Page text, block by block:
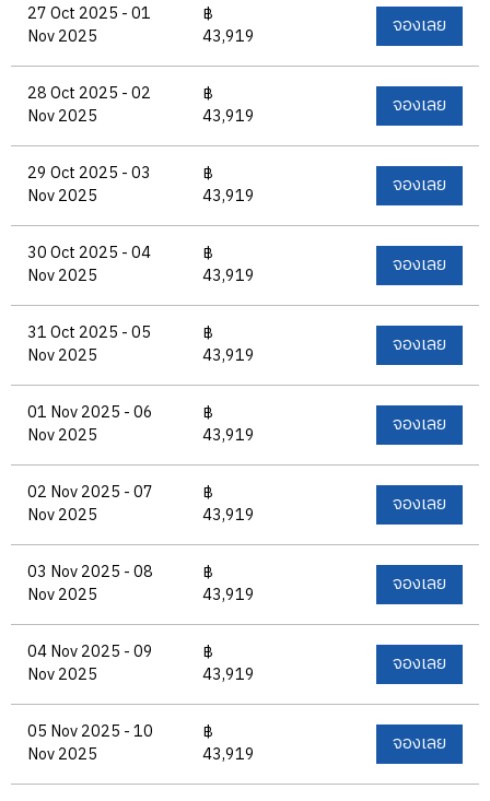
27 Oct 2025 - 01
Nov 2025
฿
43,919
จองเลย
28 Oct 2025 - 02
Nov 2025
฿
43,919
จองเลย
29 Oct 2025 - 03
Nov 2025
฿
43,919
จองเลย
30 Oct 2025 - 04
Nov 2025
฿
43,919
จองเลย
31 Oct 2025 - 05
Nov 2025
฿
43,919
จองเลย
01 Nov 2025 - 06
Nov 2025
฿
43,919
จองเลย
02 Nov 2025 - 07
Nov 2025
฿
43,919
จองเลย
03 Nov 2025 - 08
Nov 2025
฿
43,919
จองเลย
04 Nov 2025 - 09
Nov 2025
฿
43,919
จองเลย
05 Nov 2025 - 10
Nov 2025
฿
43,919
จองเลย